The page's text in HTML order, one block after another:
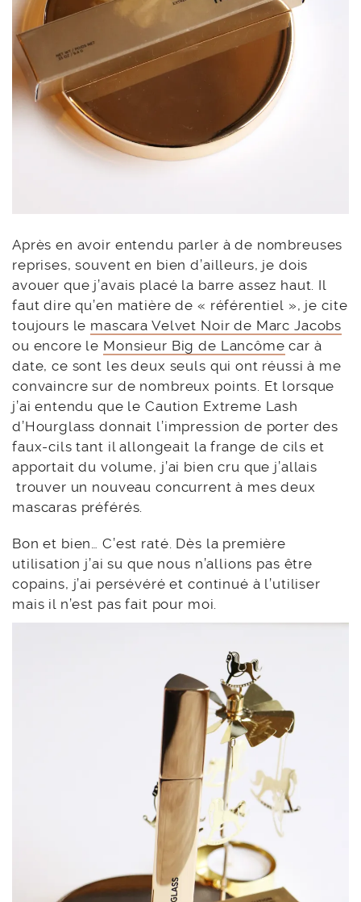
Après en avoir entendu parler à de nombreuses
reprises, souvent en bien d’ailleurs, je dois
avouer que j’avais placé la barre assez haut. Il
faut dire qu’en matière de « référentiel », je cite
toujours le mascara Velvet Noir de Marc Jacobs
ou encore le Monsieur Big de Lancôme car à
date, ce sont les deux seuls qui ont réussi à me
convaincre sur de nombreux points. Et lorsque
j’ai entendu que le Caution Extreme Lash
d’Hourglass donnait l’impression de porter des
faux-cils tant il allongeait la frange de cils et
apportait du volume, j’ai bien cru que j’allais
trouver un nouveau concurrent à mes deux
mascaras préférés.
Bon et bien… C’est raté. Dès la première
utilisation j’ai su que nous n’allions pas être
copains, j’ai persévéré et continué à l’utiliser
mais il n’est pas fait pour moi.